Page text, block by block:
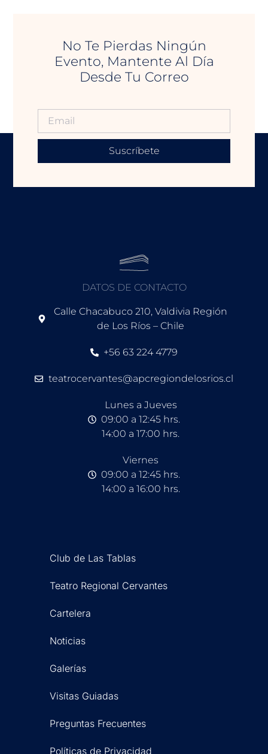
No Te Pierdas Ningún
Evento, Mantente Al Día
Desde Tu Correo
Suscríbete
DATOS DE CONTACTO
Calle Chacabuco 210, Valdivia Región
de Los Ríos – Chile
+56 63 224 4779
teatrocervantes@apcregiondelosrios.cl
Lunes a Jueves
09:00 a 12:45 hrs.
14:00 a 17:00 hrs.
Viernes
09:00 a 12:45 hrs.
14:00 a 16:00 hrs.
Club de Las Tablas
Teatro Regional Cervantes
Cartelera
Noticias
Galerías
Visitas Guiadas
Preguntas Frecuentes
Políticas de Privacidad